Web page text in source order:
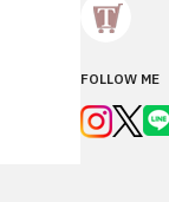
FOLLOW ME